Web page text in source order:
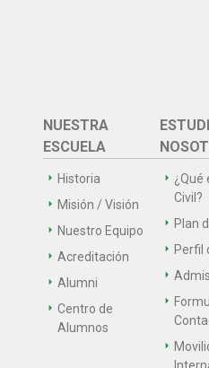
NUESTRA
ESCUELA
Historia
Misión / Visión
Nuestro Equipo
Acreditación
Alumni
Centro de
Alumnos
¿Qué
Civil?
Plan
Perfil